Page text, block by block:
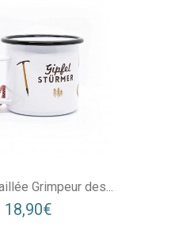
Grimpeur des...
18,90€